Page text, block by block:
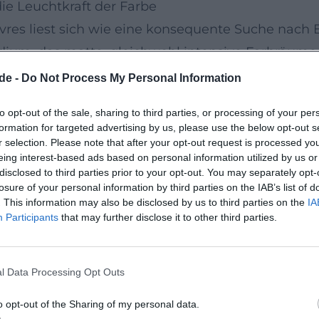
- Do Not Process My Personal Information
opt-out of the sale, sharing to third parties, or processing of your
for targeted advertising by us, please use the below opt-out
selection. Please note that after your opt-out request is processed
interest-based ads based on personal information utilized by us
to third parties prior to your opt-out. You may separately
of your personal information by third parties on the IAB’s list of
This information may also be disclosed by us to third parties on the
Participants that may further disclose it to other third parties.
Data Processing Opt Outs
opt-out of the Sharing of my personal data.
Leuchtkraft der Farbe
liest sich wie eine konsequente Suche nach
das matte, gleichwohl intensive
seiner Bilder begegnen sich klar gegliederte
Graphik – Holzschnitt, Lithographie,
hörbar machen. Wörlens „Arrangement“
eine bewusste, nahezu musikalische
nach der Ekstase
Ausdruck in Richtung Neue
eine kühle, transparente Konzentration. Die
verliert das Werk nie den inneren Takt
„Produktion“ aus kontrolliertem Pathos, Ruhe
zum stilistischen Wechsel ohne